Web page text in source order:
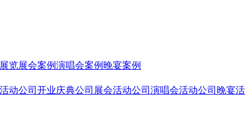
展览展会案例演唱会案例 晚宴案例
动公司 开业庆典公司 展会活动公司 演唱会活动公司 晚宴